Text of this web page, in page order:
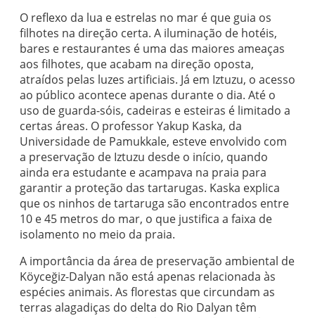
O reflexo da lua e estrelas no mar é que guia os
filhotes na direção certa. A iluminação de hotéis,
bares e restaurantes é uma das maiores ameaças
aos filhotes, que acabam na direção oposta,
atraídos pelas luzes artificiais. Já em Iztuzu, o acesso
ao público acontece apenas durante o dia. Até o
uso de guarda-sóis, cadeiras e esteiras é limitado a
certas áreas. O professor Yakup Kaska, da
Universidade de Pamukkale, esteve envolvido com
a preservação de Iztuzu desde o início, quando
ainda era estudante e acampava na praia para
garantir a proteção das tartarugas. Kaska explica
que os ninhos de tartaruga são encontrados entre
10 e 45 metros do mar, o que justifica a faixa de
isolamento no meio da praia.
A importância da área de preservação ambiental de
Köyceğiz-Dalyan não está apenas relacionada às
espécies animais. As florestas que circundam as
terras alagadiças do delta do Rio Dalyan têm